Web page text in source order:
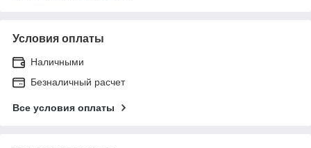
Условия оплаты
Наличными
Безналичный расчет
Все условия оплаты